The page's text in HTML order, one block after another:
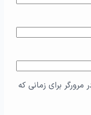
برای زمانی که